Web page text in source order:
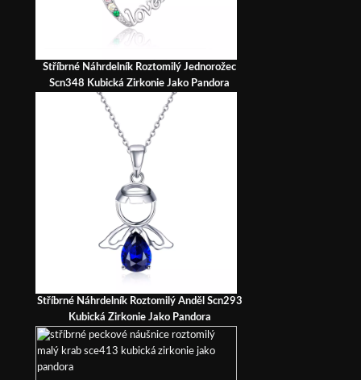
Stříbrné Náhrdelník Roztomilý Jednorožec
Scn348 Kubická Zirkonie Jako Pandora
Stříbrné Náhrdelník Roztomilý Anděl Scn293
Kubická Zirkonie Jako Pandora